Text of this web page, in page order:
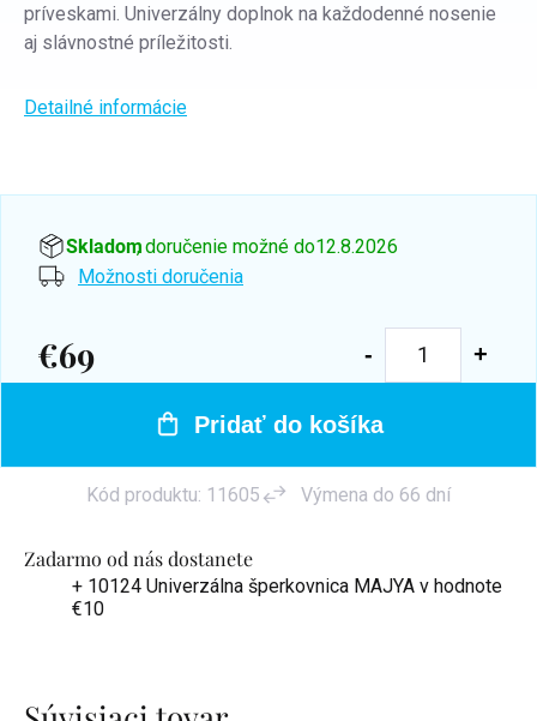
Zadarmo od nás dostanete
+ 10124 Univerzálna šperkovnica MAJYA v hodnote
€10
príveskami. Univerzálny doplnok na každodenné nosenie
aj slávnostné príležitosti.
Detailné informácie
Skladom, doručenie možné do12.8.2026
Možnosti doručenia
€69
Jednotková
Pridať do košíka
Kód produktu: 11605 Výmena do 66 dní